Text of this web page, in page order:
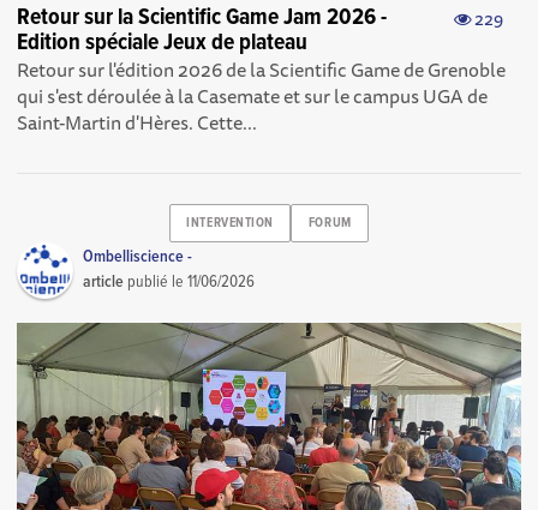
229
Retour sur la Scientific Game Jam 2026 -
Edition spéciale Jeux de plateau
Retour sur l'édition 2026 de la Scientific Game de Grenoble
qui s'est déroulée à la Casemate et sur le campus UGA de
Saint-Martin d'Hères. Cette...
INTERVENTION FORUM
Ombelliscience -
article publié le11/06/2026